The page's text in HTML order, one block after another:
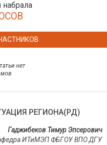
набрала
нет
РЕГИОНА(РД)
Гаджибеков Тимур Эпсерович
ИТиМЭП ФБГОУ ВПО ДГУ